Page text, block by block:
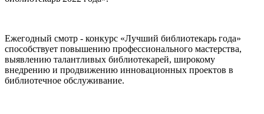
Ежегодный смотр - конкурс «Лучший библиотекарь года»
способствует повышению профессионального мастерства,
выявлению талантливых библиотекарей, широкому
внедрению и продвижению инновационных проектов в
библиотечное обслуживание.